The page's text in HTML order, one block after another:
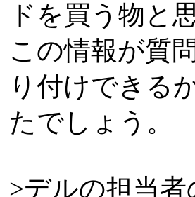
ドを買う物と
この情報が質
り付けできる
たでしょう。
>デルの担当